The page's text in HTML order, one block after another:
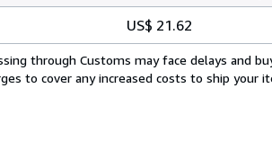
US$ 21.62
through Customs may face delays and
to cover any increased costs to ship your